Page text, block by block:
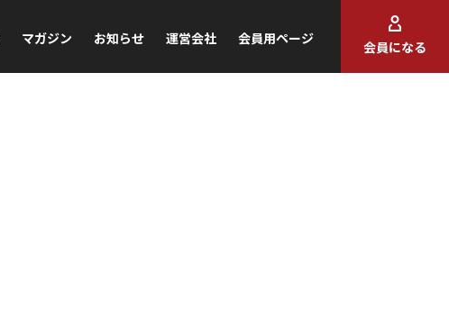
マガジン お知らせ 運営会社 会員用ページ
会員になる